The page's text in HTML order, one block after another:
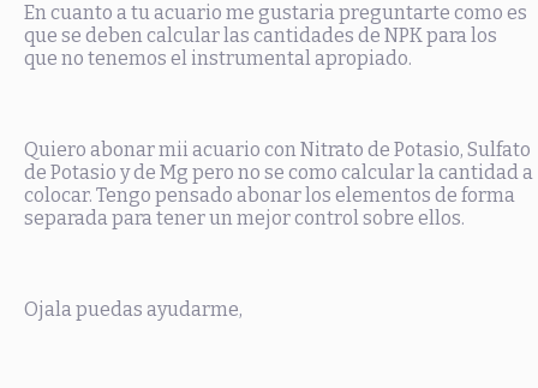
En cuanto a tu acuario me gustaria preguntarte como es
que se deben calcular las cantidades de NPK para los
que no tenemos el instrumental apropiado.
Quiero abonar mii acuario con Nitrato de Potasio, Sulfato
de Potasio y de Mg pero no se como calcular la cantidad a
colocar. Tengo pensado abonar los elementos de forma
separada para tener un mejor control sobre ellos.
Ojala puedas ayudarme,